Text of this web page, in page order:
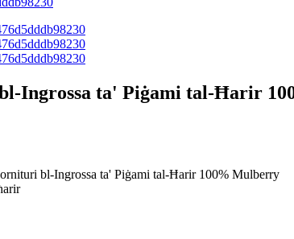
Ingrossa ta' Piġami tal-Ħarir
bl-Ingrossa ta' Piġami tal-Ħarir 100% Mulberry